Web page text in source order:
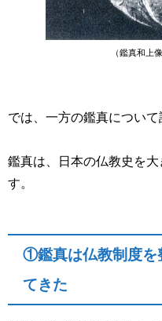
（鑑真和上
では、一方の鑑真について
鑑真は、日本の仏教史を
す。
①鑑真は仏教制度を
てきた